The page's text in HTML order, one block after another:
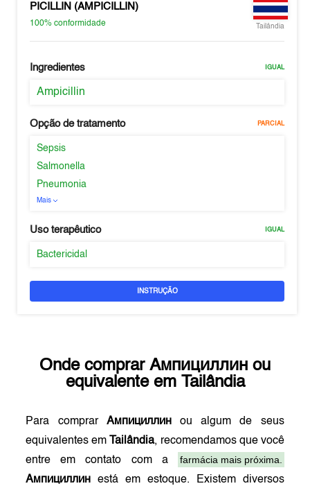
PICILLIN (AMPICILLIN)
100%conformidade Tailândia
Ingredientes IGUAL
Ampicillin
Opção de tratamento PARCIAL
Sepsis
Salmonella
Pneumonia
Mais
Uso terapêutico IGUAL
Bactericidal
INSTRUÇÃO
Onde comprar Ампициллин ou
equivalente em Tailândia
Para comprar Ампициллинou algum de seus
equivalentes em
Tailândia, recomendamos que você
entre em contato com a
farmácia mais próxima.
Ампициллин está em estoque. Existem diversos